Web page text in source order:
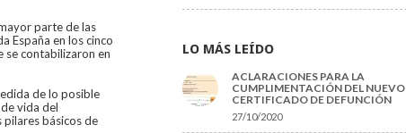
parte de las
España en los cinco
se contabilizaron en
de lo posible
vida del
básicos de
LO MÁS LEÍDO
ACLARACIONES PARA LA
CUMPLIMENTACIÓN DEL NUEVO
CERTIFICADO DE DEFUNCIÓN
27/10/2020